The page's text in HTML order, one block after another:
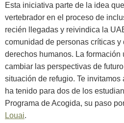
Esta iniciativa parte de la idea
vertebrador en el proceso de
recién llegadas y reivindica la
comunidad de personas críticas
derechos humanos. La formación
cambiar las perspectivas de
situación de refugio. Te invitamos
ha tenido para dos de los
Programa de Acogida, su paso
Louai.